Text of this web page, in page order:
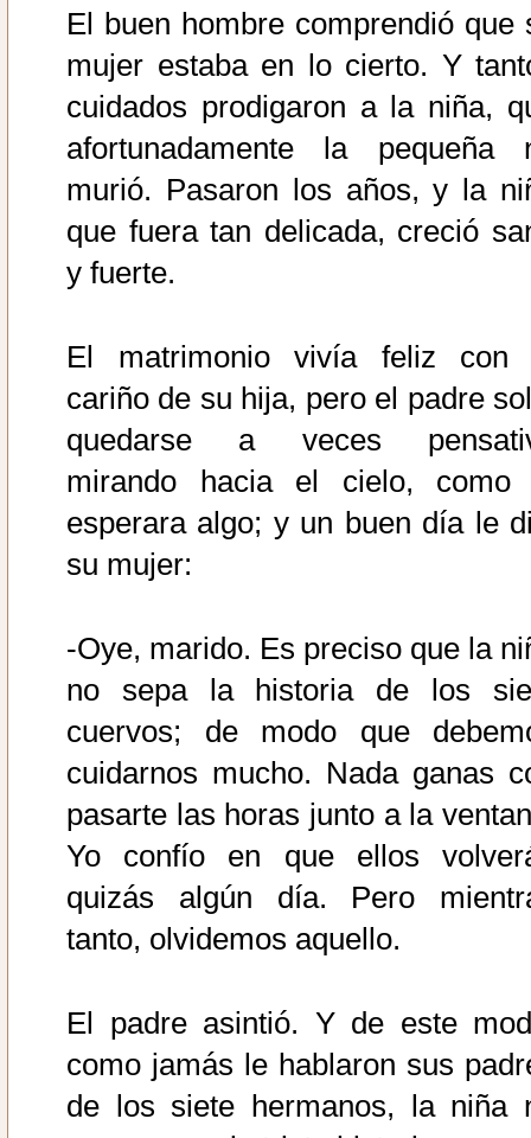
El buen hombre comprendió que
mujer estaba en lo cierto. Y
cuidados prodigaron a la niña,
afortunadamente la pequeña
murió. Pasaron los años, y la
que fuera tan delicada, creció
y fuerte.
El matrimonio vivía feliz con
cariño de su hija, pero el padre
quedarse a veces
mirando hacia el cielo, como
esperara algo; y un buen día le
su mujer:
-Oye, marido. Es preciso que la
no sepa la historia de los
cuervos; de modo que
cuidarnos mucho. Nada ganas
pasarte las horas junto a la
Yo confío en que ellos
quizás algún día. Pero
tanto, olvidemos aquello.
El padre asintió. Y de este
como jamás le hablaron sus
de los siete hermanos, la niña